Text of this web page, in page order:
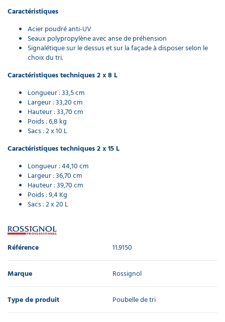
Caractéristiques
Acier poudré anti-UV
Seaux polypropylène avec anse de préhension
Signalétique sur le dessus et sur la façade à disposer selon le
choix du tri.
Caractéristiques techniques 2 x 8 L
Longueur : 33,5 cm
Largeur : 33,20 cm
Hauteur : 33,70 cm
Poids : 6,8 kg
Sacs : 2 x 10 L
Caractéristiques techniques 2 x 15 L
Longueur : 44,10 cm
Largeur : 36,70 cm
Hauteur : 39,70 cm
Poids : 9,4 Kg
Sacs : 2 x 20 L
Référence 11.9150
Marque Rossignol
Type de produit Poubelle de tri